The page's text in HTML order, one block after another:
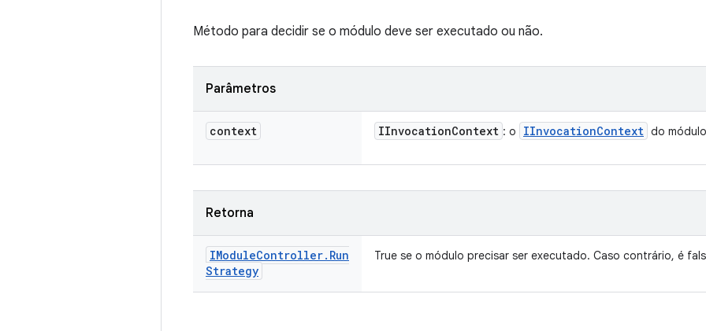
Método para decidir se o módulo deve ser executado ou não.
Parâmetros
context IInvocationContext : o IInvocationContext do módulo
Retorna
IModuleController. Run
Strategy
True se o módulo precisar ser executado. Caso contrário, é